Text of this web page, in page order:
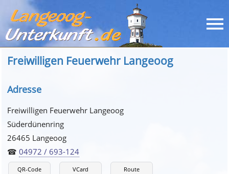
Freiwilligen Feuerwehr Langeoog
Adresse
Freiwilligen Feuerwehr Langeoog
Süderdünenring
26465 Langeoog
☎04972 / 693-124
QR-Code VCard Route